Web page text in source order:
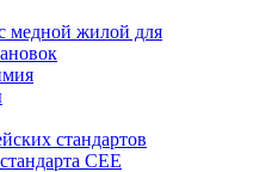
медной жилой для
стандартов
CEE